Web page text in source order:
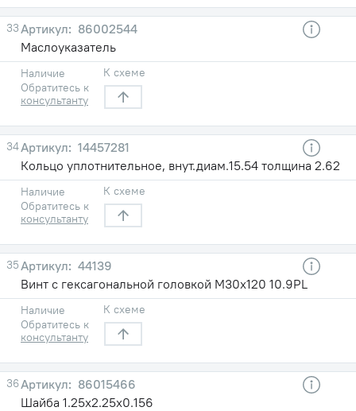
33
86002544
Маслоуказатель
Наличие
Обратитесь к
консультанту
К схеме
34
14457281
Кольцо уплотнительное, внут.диам.15.54 толщина 2.62
Наличие
Обратитесь к
консультанту
К схеме
35
44139
Винт с гексагональной головкой M30х120 10.9PL
Наличие
Обратитесь к
консультанту
К схеме
36
86015466
Шайба 1.25х2.25х0.156